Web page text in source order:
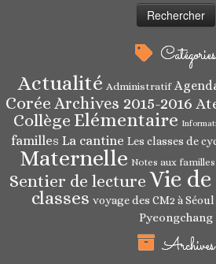
Catégories
Actualité Administratif
Corée Archives 2015-2016
Collège Elémentaire
familles La cantine Les classes de
Maternelle Notes aux familles
Sentier de lecture Vie
classes voyage des CM2 à Séoul
Pyeongchang
Archives